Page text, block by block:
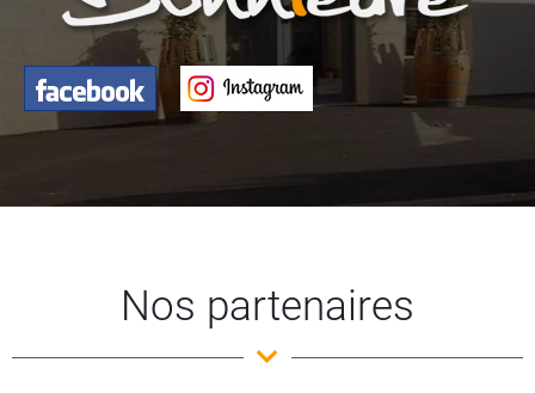
Nos partenaires